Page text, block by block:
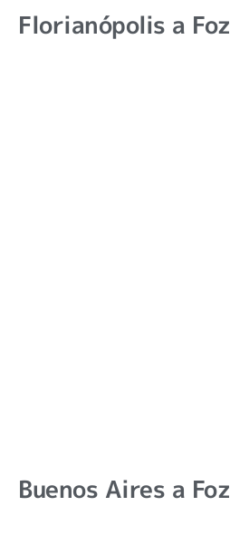
Florianópolis a Foz
Buenos Aires a Foz